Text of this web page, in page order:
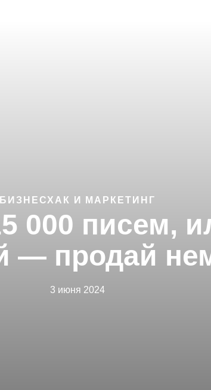
БИЗНЕСХАК И МАРКЕТИНГ
000 писем,
— продай
3 июня 2024